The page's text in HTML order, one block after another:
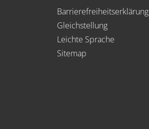
Barrierefreiheitserklärung
Gleichstellung
Leichte Sprache
Sitemap